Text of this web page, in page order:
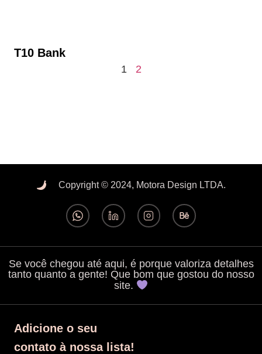
T10 Bank
1 2
Copyright © 2024, Motora Design LTDA.
Se você chegou até aqui, é porque valoriza detalhes
tanto quanto a gente! Que bom que gostou do nosso
site.
Adicione o seu
contato à nossa lista!